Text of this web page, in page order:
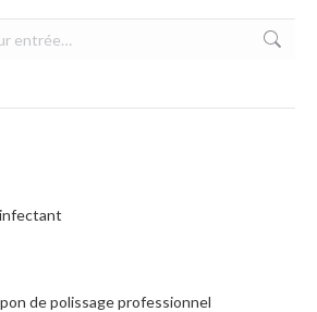
de polissage professionnel